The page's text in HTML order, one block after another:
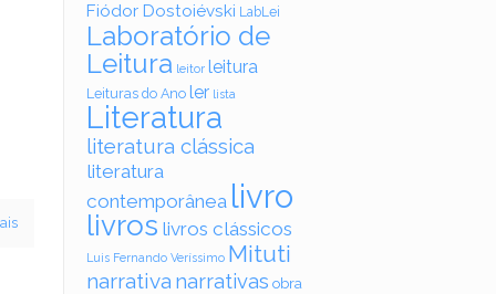
Fiódor Dostoiévski LabLei
Laboratório de
Leitura leitor leitura
Leituras do Ano ler lista
Literatura
literatura clássica
literatura
contemporânea livro
livros livros clássicos
Luis Fernando Veríssimo Mituti
narrativa narrativas obra